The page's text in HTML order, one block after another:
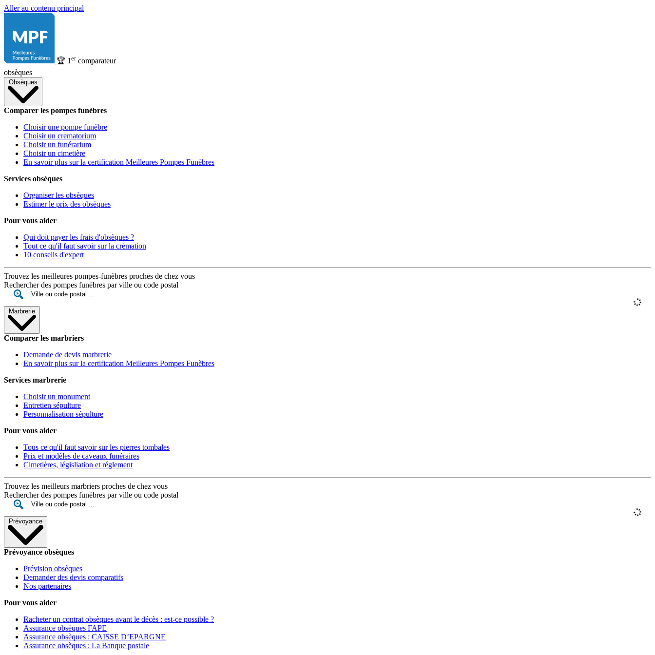
Aller au contenu principal
🏆 1 ercomparateur
obsèques
Obsèques
Comparer les pompes funèbres
Choisir une pompe funèbre
Choisir un crematorium
Choisir un funérarium
Choisir un cimetière
En savoir plus sur la certification Meilleures Pompes Funèbres
Services obsèques
Organiser les obsèques
Estimer le prix des obsèques
Pour vous aider
Qui doit payer les frais d'obsèques ?
Tout ce qu'il faut savoir sur la crémation
10 conseils d'expert
Trouvez les meilleures pompes-funèbres proches de chez vous
Rechercher des pompes funèbres par ville ou code postal
Marbrerie
Comparer les marbriers
Demande de devis marbrerie
En savoir plus sur la certification Meilleures Pompes Funèbres
Services marbrerie
Choisir un monument
Entretien sépulture
Personnalisation sépulture
Pour vous aider
Tous ce qu'il faut savoir sur les pierres tombales
Prix et modèles de caveaux funéraires
Cimetières, législiation et réglement
Trouvez les meilleurs marbriers proches de chez vous
Rechercher des pompes funèbres par ville ou code postal
Prévoyance
Prévoyance obsèques
Prévision obsèques
Demander des devis comparatifs
Nos partenaires
Pour vous aider
Racheter un contrat obsèques avant le décès : est-ce possible ?
Assurance obsèques FAPE
Assurance obsèques : CAISSE D’EPARGNE
Assurance obsèques : La Banque postale